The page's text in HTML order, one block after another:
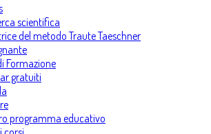
scientifica
del metodo Traute Taeschner
Formazione
gratuiti
programma educativo